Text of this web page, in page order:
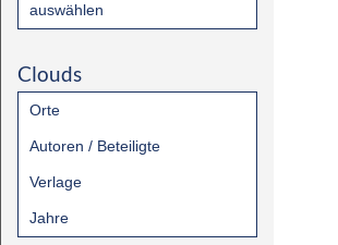
auswählen
Clouds
Orte
Autoren / Beteiligte
Verlage
Jahre